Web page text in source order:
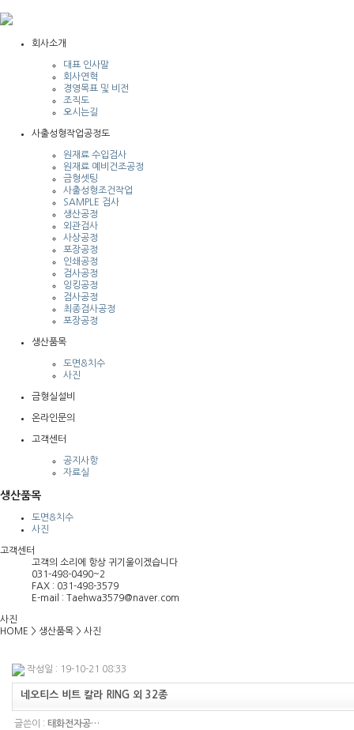
회사소개
대표 인사말
회사연혁
경영목표 및 비전
조직도
오시는길
사출성형작업공정도
원재료 수입검사
원재료 예비건조공정
금형셋팅
사출성형조건작업
SAMPLE 검사
생산공정
외관검사
사상공정
포장공정
인쇄공정
검사공정
잉킹공정
검사공정
최종검사공정
포장공정
생산품목
도면&치수
사진
금형실설비
온라인문의
고객센터
공지사항
자료실
생산품목
도면&치수
사진
고객센터
고객의 소리에 항상 귀기울이겠습니다
031-498-0490~2
FAX : 031-498-3579
E-mail : Taehwa3579@naver.com
사진
HOME > 생산품목 > 사진
작성일 : 19-10-21 08:33
네오티스 비트 칼라 RING 외 32종
글쓴이 : 태화전자공…